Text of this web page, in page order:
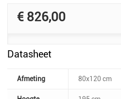
€ 826,00
Datasheet
Afmeting 80x120 cm